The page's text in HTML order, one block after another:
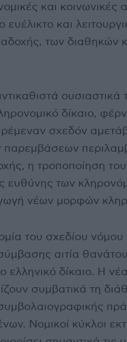
και
ευέλικτο και
των διαθηκών
δίκαιο,
σχεδόν
παρεμβάσεων
η τροποποίηση
των
νέων μορφών
του σχεδίου
αιτία
ελληνικό δίκαιο. Η
συμβατικά τη
Νομικοί κύκλοι